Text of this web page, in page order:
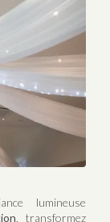
lumineuse
, transformez